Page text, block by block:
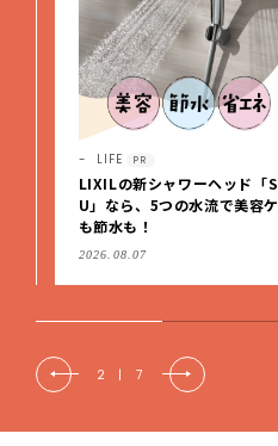
LIFE PR
LIXILの新シャワーヘッド「SPA
U」なら、5つの水流で美容ケア
も節水も！
2026.08.07
2 | 7